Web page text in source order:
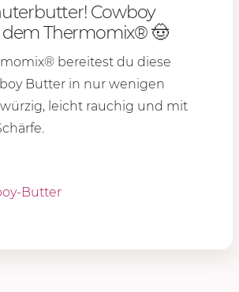
Cowboy
Thermomix® 🤠
bereitest du diese
Butter in nur wenigen
leicht rauchig und mit
Butter